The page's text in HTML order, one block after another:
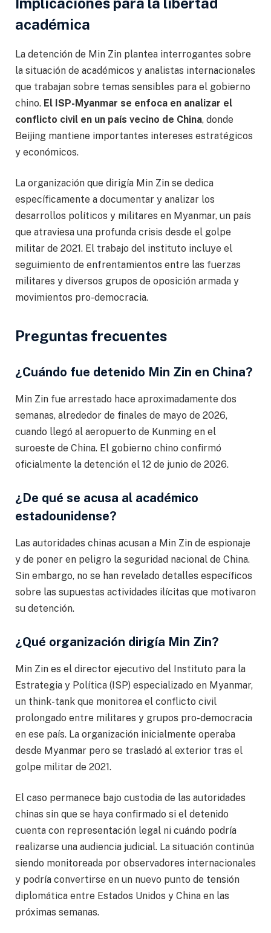
académica
La detención de Min Zin plantea interrogantes sobre
la situación de académicos y analistas internacionales
que trabajan sobre temas sensibles para el gobierno
chino. El ISP-Myanmar se enfoca en analizar el
conflicto civil en un país vecino de China, donde
Beijing mantiene importantes intereses estratégicos
y económicos.
La organización que dirigía Min Zin se dedica
específicamente a documentar y analizar los
desarrollos políticos y militares en Myanmar, un país
que atraviesa una profunda crisis desde el golpe
militar de 2021. El trabajo del instituto incluye el
seguimiento de enfrentamientos entre las fuerzas
militares y diversos grupos de oposición armada y
movimientos pro-democracia.
Preguntas frecuentes
¿Cuándo fue detenido Min Zin en China?
Min Zin fue arrestado hace aproximadamente dos
semanas, alrededor de finales de mayo de 2026,
cuando llegó al aeropuerto de Kunming en el
suroeste de China. El gobierno chino confirmó
oficialmente la detención el 12 de junio de 2026.
¿De qué se acusa al académico
estadounidense?
Las autoridades chinas acusan a Min Zin de espionaje
y de poner en peligro la seguridad nacional de China.
Sin embargo, no se han revelado detalles específicos
sobre las supuestas actividades ilícitas que motivaron
su detención.
¿Qué organización dirigía Min Zin?
Min Zin es el director ejecutivo del Instituto para la
Estrategia y Política (ISP) especializado en Myanmar,
un think-tank que monitorea el conflicto civil
prolongado entre militares y grupos pro-democracia
en ese país. La organización inicialmente operaba
desde Myanmar pero se trasladó al exterior tras el
golpe militar de 2021.
El caso permanece bajo custodia de las autoridades
chinas sin que se haya confirmado si el detenido
cuenta con representación legal ni cuándo podría
realizarse una audiencia judicial. La situación continúa
siendo monitoreada por observadores internacionales
y podría convertirse en un nuevo punto de tensión
diplomática entre Estados Unidos y China en las
próximas semanas.